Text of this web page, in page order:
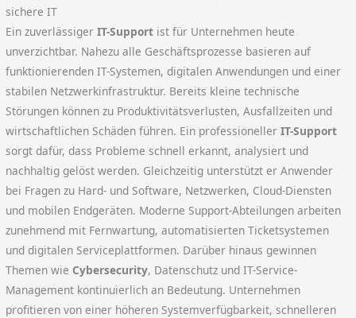
sichere IT
Ein zuverlässigerIT-Support ist für Unternehmen heute
unverzichtbar. Nahezu alle Geschäftsprozesse basieren auf
funktionierenden IT-Systemen, digitalen Anwendungen und einer
stabilen Netzwerkinfrastruktur. Bereits kleine technische
Störungen können zu Produktivitätsverlusten, Ausfallzeiten und
wirtschaftlichen Schäden führen. Ein professionellerIT-Support
sorgt dafür, dass Probleme schnell erkannt, analysiert und
nachhaltig gelöst werden. Gleichzeitig unterstützt er Anwender
bei Fragen zu Hard- und Software, Netzwerken, Cloud-Diensten
und mobilen Endgeräten. Moderne Support-Abteilungen arbeiten
zunehmend mit Fernwartung, automatisierten Ticketsystemen
und digitalen Serviceplattformen. Darüber hinaus gewinnen
Themen wie Cybersecurity, Datenschutz und IT-Service-
Management kontinuierlich an Bedeutung. Unternehmen
profitieren von einer höheren Systemverfügbarkeit, schnelleren